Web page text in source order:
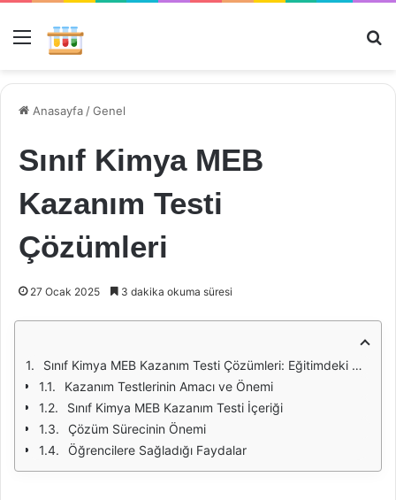
Menü
Anasayfa /Genel
Sınıf Kimya MEB
Kazanım Testi
Çözümleri
27 Ocak 2025 3 dakika okuma süresi
Sınıf Kimya MEB Kazanım Testi Çözümleri: Eğitimdeki Önemi
Kazanım Testlerinin Amacı ve Önemi
Sınıf Kimya MEB Kazanım Testi İçeriği
Çözüm Sürecinin Önemi
Öğrencilere Sağladığı Faydalar